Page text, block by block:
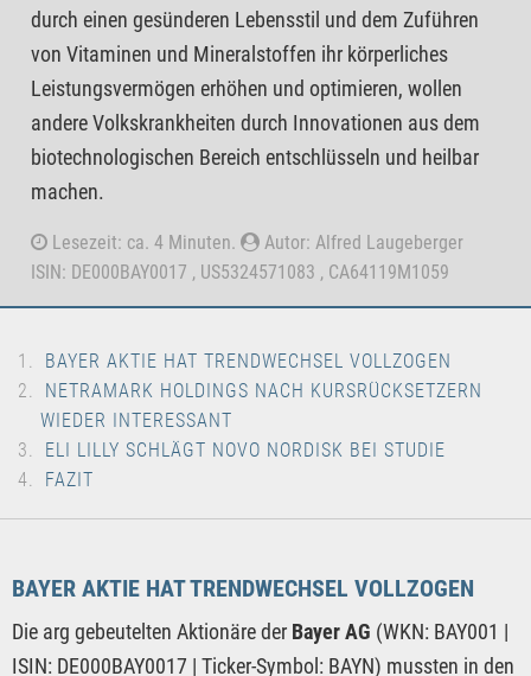
durch einen gesünderen Lebensstil und dem Zuführen
von Vitaminen und Mineralstoffen ihr körperliches
Leistungsvermögen erhöhen und optimieren, wollen
andere Volkskrankheiten durch Innovationen aus dem
biotechnologischen Bereich entschlüsseln und heilbar
machen.
Lesezeit: ca. 4 Minuten.
Autor: Alfred Laugeberger
ISIN: DE000BAY0017 , US5324571083 , CA64119M1059
BAYER AKTIE HAT TRENDWECHSEL VOLLZOGEN
NETRAMARK HOLDINGS NACH KURSRÜCKSETZERN
WIEDER INTERESSANT
ELI LILLY SCHLÄGT NOVO NORDISK BEI STUDIE
FAZIT
BAYER AKTIE HAT TRENDWECHSEL VOLLZOGEN
Die arg gebeutelten Aktionäre der Bayer AG (WKN: BAY001 |
ISIN: DE000BAY0017 | Ticker-Symbol: BAYN) mussten in den